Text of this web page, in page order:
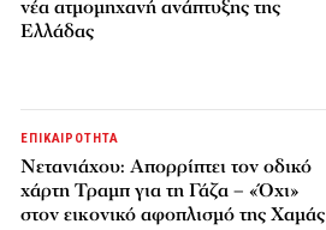
νέα ατμομηχανή ανάπτυξης της
Ελλάδας
ΕΠΙΚΑΙΡΟΤΗΤΑ
Νετανιάχου: Απορρίπτει τον οδικό
χάρτη Τραμπ για τη Γάζα – «Όχι»
στον εικονικό αφοπλισμό της Χαμάς